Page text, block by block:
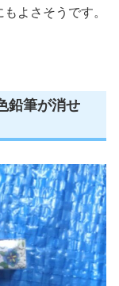
よさそうです。
鉛筆が消せ